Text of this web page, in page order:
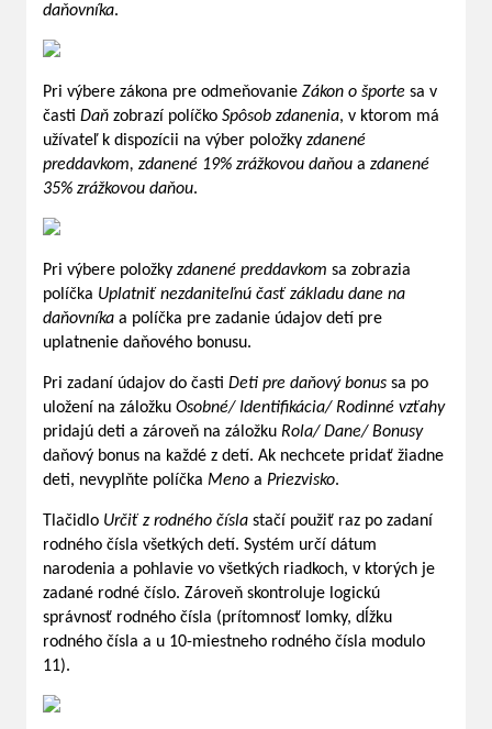
daňovníka.
Pri výbere zákona pre odmeňovanie Zákon o športe sa v
časti Daň zobrazí políčko Spôsob zdanenia, v ktorom má
užívateľ k dispozícii na výber položky zdanené
preddavkom, zdanené 19% zrážkovou daňou a zdanené
35% zrážkovou daňou.
Pri výbere položky zdanené preddavkom sa zobrazia
políčka Uplatniť nezdaniteľnú časť základu dane na
daňovníka a políčka pre zadanie údajov detí pre
uplatnenie daňového bonusu.
Pri zadaní údajov do časti Deti pre daňový bonus sa po
uložení na záložku Osobné/ Identifikácia/ Rodinné vzťahy
pridajú deti a zároveň na záložku Rola/ Dane/ Bonusy
daňový bonus na každé z detí. Ak nechcete pridať žiadne
deti, nevyplňte políčka Meno a Priezvisko.
Tlačidlo Určiť z rodného čísla stačí použiť raz po zadaní
rodného čísla všetkých detí. Systém určí dátum
narodenia a pohlavie vo všetkých riadkoch, v ktorých je
zadané rodné číslo. Zároveň skontroluje logickú
správnosť rodného čísla (prítomnosť lomky, dĺžku
rodného čísla a u 10-miestneho rodného čísla modulo
11).